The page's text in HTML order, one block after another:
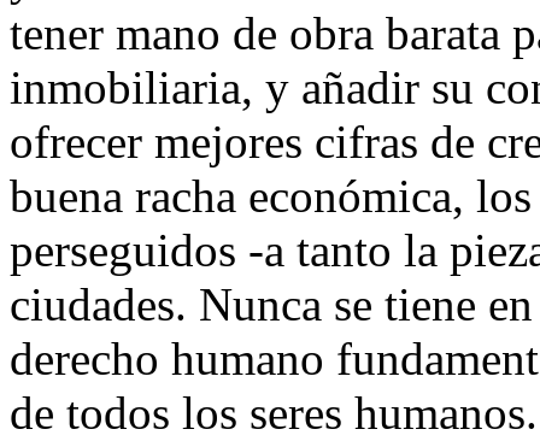
tener mano de obra barata
inmobiliaria, y añadir su
ofrecer mejores cifras de
buena racha económica,
perseguidos -a tanto la
ciudades. Nunca se tiene
derecho humano
de todos los seres humanos.